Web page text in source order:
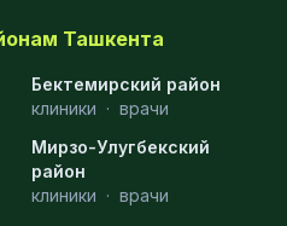
Ташкента
Бектемирский район
клиники · врачи
Мирзо-Улугбекский
район
клиники · врачи